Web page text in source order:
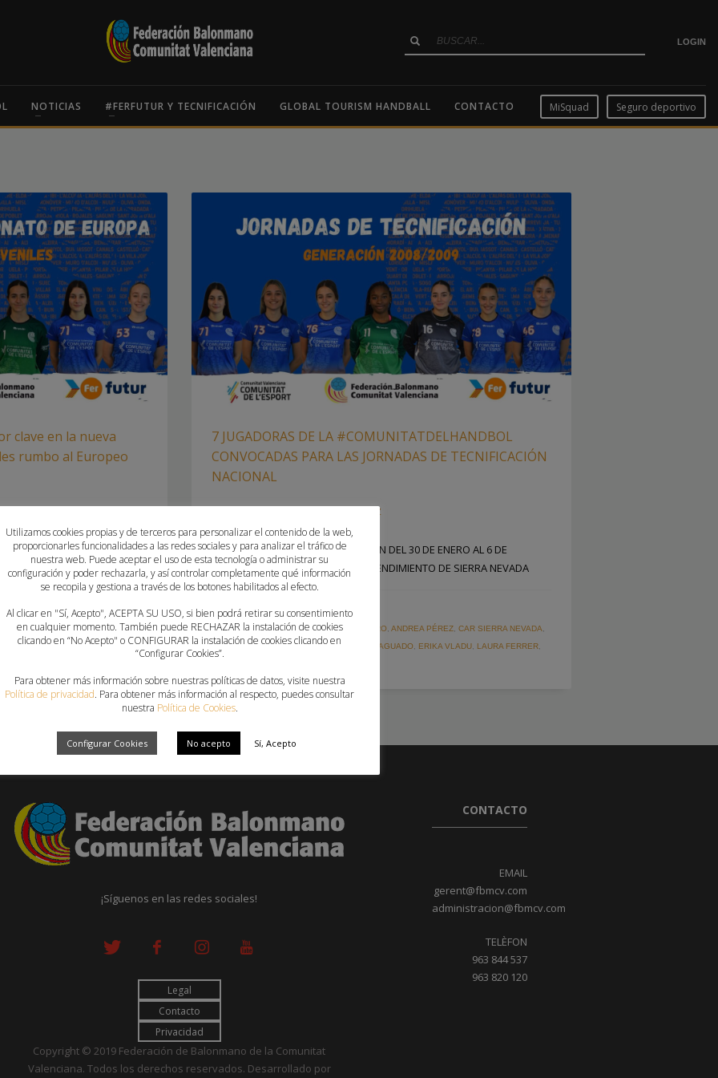
LOGIN
NOTICIAS #FERFUTUR Y TECNIFICACIÓN GLOBAL TOURISM HANDBALL CONTACTO MiSquad Seguro deportivo
clave en la nueva
rumbo al Europeo
su enorme peso
NACIONALES
PALOMERO, CONVOCATORIAS
GUERRERAS JUVENILES,LAURA
7 JUGADORAS DE LA #COMUNITATDELHANDBOL
CONVOCADAS PARA LAS JORNADAS DE TECNIFICACIÓN
NACIONAL
PAU SAIZ
LAS JUGADORAS SE CONCENTRARÁN DEL 30 DE ENERO AL 6 DE
FEBRERO EN EL CENTRO DE ALTO RENDIMIENTO DE SIERRA NEVADA
PUBLICADO EN CLUBES,FEDERACION
ETIQUETADO BAJO: ANDREA PALOMERO ANDREA PÉREZ CAR SIERRA NEVADA
CONVOCATORIAS NACIONALES , DANIELA AGUADO ERIKA VLADU LAURA FERRER
¡Síguenos en las redes sociales!
Legal
Contacto
Privacidad
Copyright © 2019 Federación de Balonmano de la Comunitat
Valenciana. Todos los derechos reservados. Desarrollado por
CONTACTO
EMAIL
gerent@fbmcv.com
administracion@fbmcv.com
TELÈFON
963 844 537
963 820 120
Utilizamos cookies propias y de terceros para personalizar el contenido de la web,
proporcionarles funcionalidades a las redes sociales y para analizar el tráfico de
nuestra web. Puede aceptar el uso de esta tecnología o administrar su
configuración y poder rechazarla, y así controlar completamente qué información
se recopila y gestiona a través de los botones habilitados al efecto.
Al clicar en "Sí, Acepto", ACEPTA SU USO, si bien podrá retirar su consentimiento
en cualquier momento. También puede RECHAZAR la instalación de cookies
clicando en “No Acepto" o CONFIGURAR la instalación de cookies clicando en
“Configurar Cookies”.
Para obtener más información sobre nuestras políticas de datos, visite nuestra
Política de privacidad. Para obtener más información al respecto, puedes consultar
nuestra Política de Cookies.
Configurar Cookies No acepto Sí, Acepto